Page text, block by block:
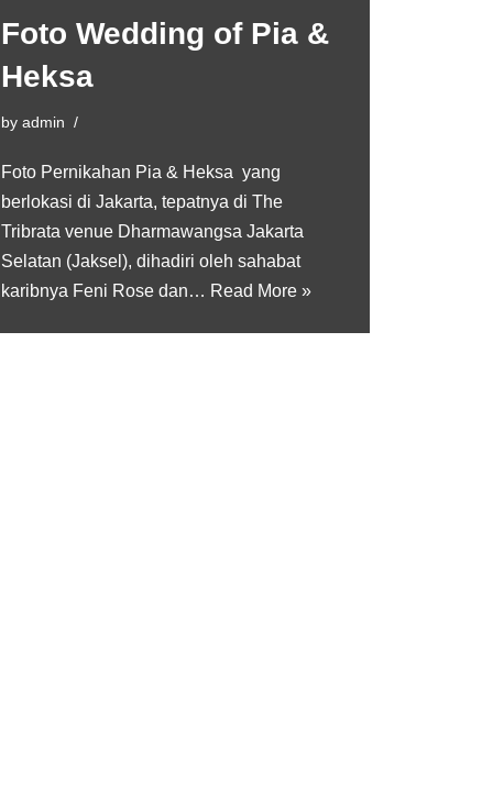
Foto Wedding of Pia &
Heksa
by admin
Foto Pernikahan Pia & Heksa yang
berlokasi di Jakarta, tepatnya di The
Tribrata venue Dharmawangsa Jakarta
Selatan (Jaksel), dihadiri oleh sahabat
karibnya Feni Rose dan… Read More »